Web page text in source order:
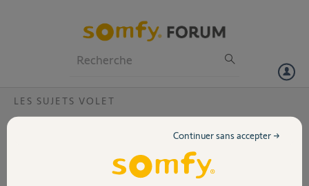
Volet
LES SUJETS VOLET
Ma télécommande devient collante sur les
Continuer sans accepter →